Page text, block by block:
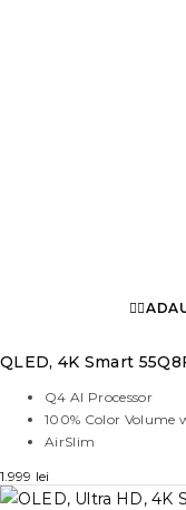
QLED, 4K Smart
Q4 AI Processor
100% Color
AirSlim
1.999 lei